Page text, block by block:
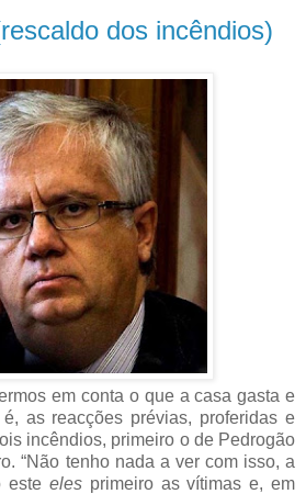
dos incêndios)
em conta o que a casa gasta e
as reacções prévias, proferidas e
incêndios, primeiro o de Pedrogão
“Não tenho nada a ver com isso, a
este eles primeiro as vítimas e, em